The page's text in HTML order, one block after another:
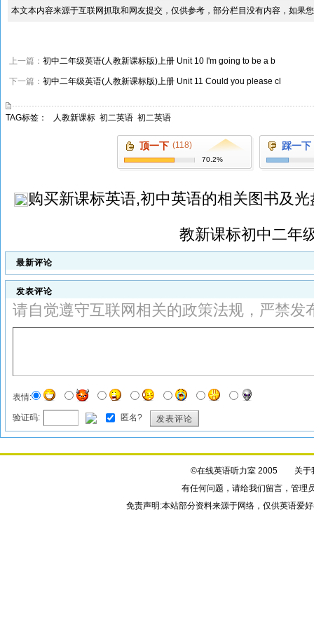
本文本内容来源于互联网抓取和网友提交，仅供参考，部分栏目没有内容，如果
上一篇： 初中二年级英语(人教新课标版)上册 Unit 10 I'm going to be a b
下一篇： 初中二年级英语(人教新课标版)上册 Unit 11 Could you please cl
TAG标签： 人教新课标 初二英语 初二英语
顶一下 (118)
70.2%
踩一下
购买新课标英语,初中英语的相关图书及光
教新课标初中二年
最新评论
发表评论
请自觉遵守互联网相关的政策法规，严禁发
表情:
验证码: 匿名? 发表评论
©在线英语听力室 2005 关于
有任何问题，请给我们留言，管理
免责声明:本站部分资料来源于网络，仅供英语爱